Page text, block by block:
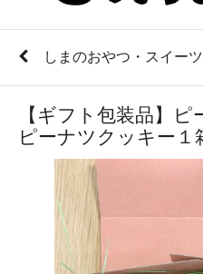
しまのおやつ・スイーツ
【ギフト包装品】
ピーナツクッキー１